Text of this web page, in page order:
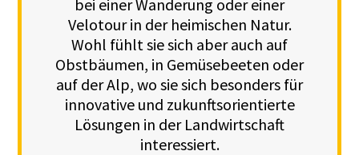
bei einer Wanderung oder einer
Velotour in der heimischen Natur.
Wohl fühlt sie sich aber auch auf
Obstbäumen, in Gemüsebeeten oder
auf der Alp, wo sie sich besonders für
innovative und zukunftsorientierte
Lösungen in der Landwirtschaft
interessiert.